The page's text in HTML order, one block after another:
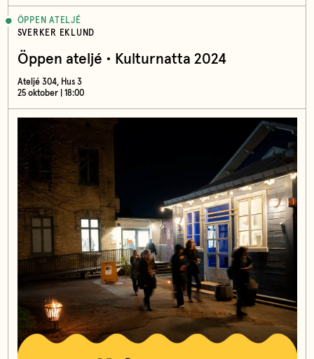
ÖPPEN ATELJÉ
SVERKER EKLUND
Öppen ateljé • Kulturnatta 2024
Ateljé 304, Hus 3
25 oktober | 18:00